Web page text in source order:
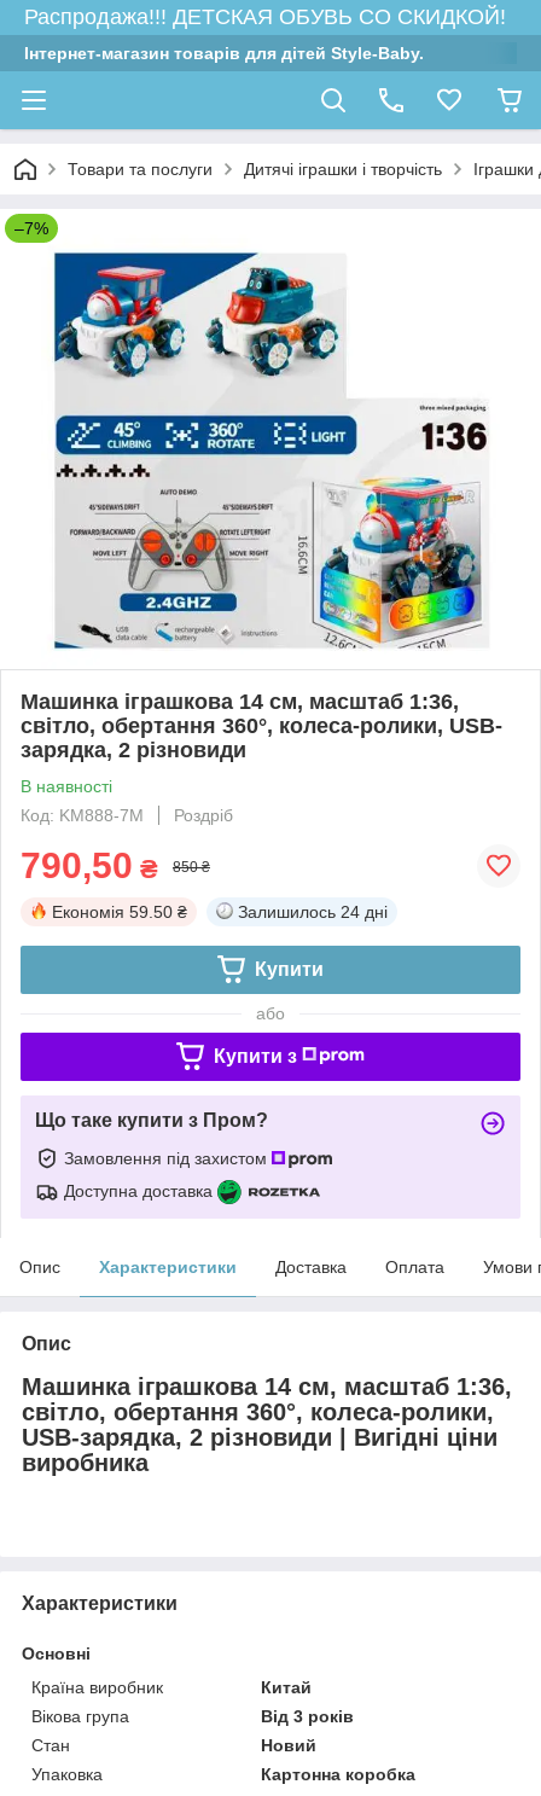
Распродажа!!! ДЕТСКАЯ ОБУВЬ СО СКИДКОЙ!
Інтернет-магазин товарів для дітей Style-Baby.
Товари та послуги Дитячі іграшки і творчість Іграшки
–7%
Машинка іграшкова 14 см, масштаб 1:36,
світло, обертання 360°, колеса-ролики, USB-
зарядка, 2 різновиди
В наявності
Код: KM888-7M
Роздріб
790,50 ₴ 850 ₴
Економія 59.50 ₴ Залишилось 24 дні
Купити
або
Купити з
Що таке купити з Пром?
Замовлення під захистом
Доступна доставка
Опис Характеристики Доставка Оплата Умови
Опис
Машинка іграшкова 14 см, масштаб 1:36,
світло, обертання 360°, колеса-ролики,
USB-зарядка, 2 різновиди | Вигідні ціни
виробника
Характеристики
Основні
Країна виробник
Китай
Вікова група
Від 3 років
Стан
Новий
Упаковка
Картонна коробка